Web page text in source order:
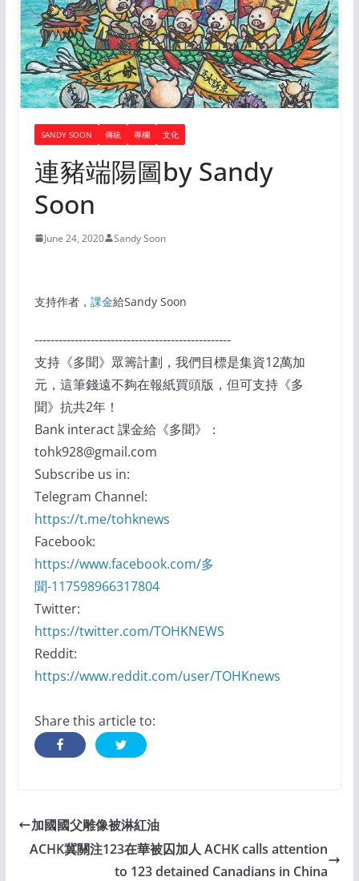
SANDY SOON 傳統 專欄 文化
連豬端陽圖by Sandy
Soon
June 24, 2020 Sandy Soon
支持作者， 課金給Sandy Soon
-------------------------------------------------
支持《多聞》眾籌計劃，我們目標是集資12萬加
元，這筆錢遠不夠在報紙買頭版，但可支持《多
聞》抗共2年！
Bank interact 課金給《多聞》：
tohk928@gmail.com
Subscribe us in:
Telegram Channel:
https://t.me/tohknews
Facebook:
https://www.facebook.com/多
聞-117598966317804
Twitter:
https://twitter.com/TOHKNEWS
Reddit:
https://www.reddit.com/user/TOHKnews
Share this article to:
加國國父雕像被淋紅油
ACHK冀關注123在華被囚加人 ACHK calls attention
to 123 detained Canadians in China